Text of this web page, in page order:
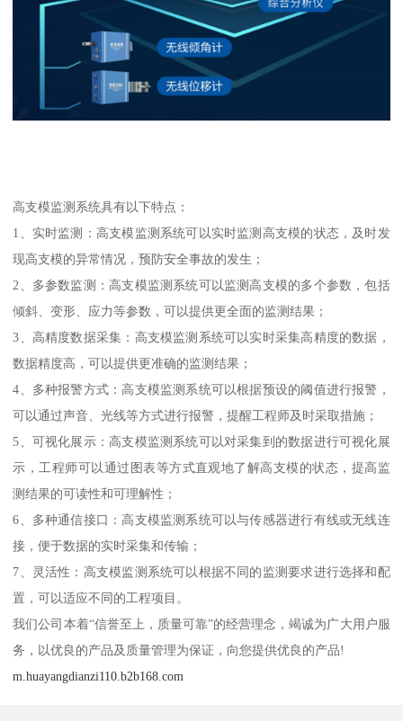
高支模监测系统具有以下特点：
1、实时监测：高支模监测系统可以实时监测高支模的状态，及时发
现高支模的异常情况，预防安全事故的发生；
2、多参数监测：高支模监测系统可以监测高支模的多个参数，包括
倾斜、变形、应力等参数，可以提供更全面的监测结果；
3、高精度数据采集：高支模监测系统可以实时采集高精度的数据，
数据精度高，可以提供更准确的监测结果；
4、多种报警方式：高支模监测系统可以根据预设的阈值进行报警，
可以通过声音、光线等方式进行报警，提醒工程师及时采取措施；
5、可视化展示：高支模监测系统可以对采集到的数据进行可视化展
示，工程师可以通过图表等方式直观地了解高支模的状态，提高监
测结果的可读性和可理解性；
6、多种通信接口：高支模监测系统可以与传感器进行有线或无线连
接，便于数据的实时采集和传输；
7、灵活性：高支模监测系统可以根据不同的监测要求进行选择和配
置，可以适应不同的工程项目。
我们公司本着“信誉至上，质量可靠”的经营理念，竭诚为广大用户服
务，以优良的产品及质量管理为保证，向您提供优良的产品!
m.huayangdianzi110.b2b168.com